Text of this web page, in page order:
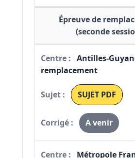
Épreuve de
(seconde
Antilles-
remplacement
SUJET PDF
A venir
Métropole